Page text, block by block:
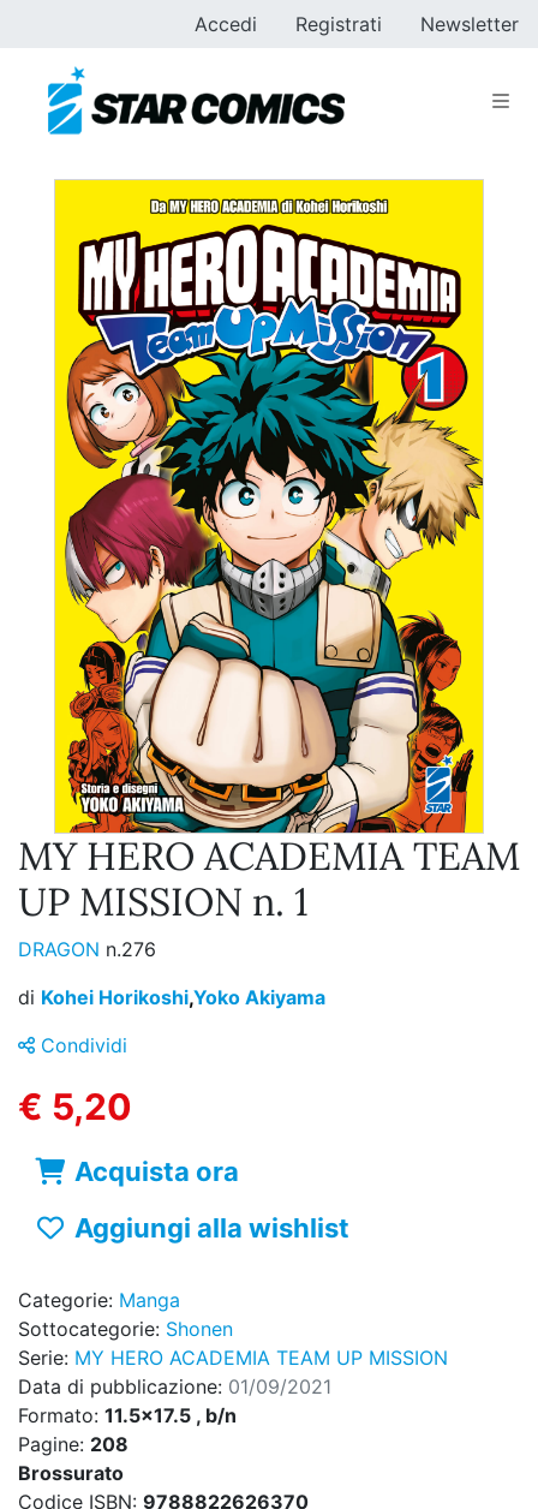
Accedi Registrati Newsletter
MY HERO ACADEMIA TEAM
UP MISSION n. 1
DRAGON n.276
di Kohei Horikoshi,Yoko Akiyama
Condividi
€ 5,20
Acquista ora
Aggiungi alla wishlist
Categorie: Manga
Sottocategorie: Shonen
Serie: MY HERO ACADEMIA TEAM UP MISSION
Data di pubblicazione: 01/09/2021
Formato: 11.5x17.5 , b/n
Pagine: 208
Brossurato
Codice ISBN: 9788822626370